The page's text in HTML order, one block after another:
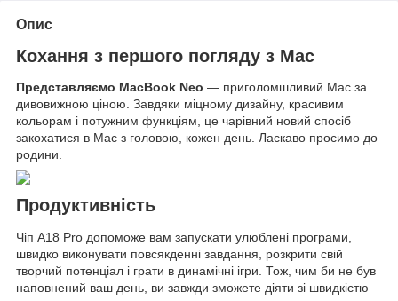
Опис
Кохання з першого погляду з Mac
Представляємо MacBook Neo — приголомшливий Mac за
дивовижною ціною. Завдяки міцному дизайну, красивим
кольорам і потужним функціям, це чарівний новий спосіб
закохатися в Mac з головою, кожен день. Ласкаво просимо до
родини.
Продуктивність
Чіп A18 Pro допоможе вам запускати улюблені програми,
швидко виконувати повсякденні завдання, розкрити свій
творчий потенціал і грати в динамічні ігри. Тож, чим би не був
наповнений ваш день, ви завжди зможете діяти зі швидкістю